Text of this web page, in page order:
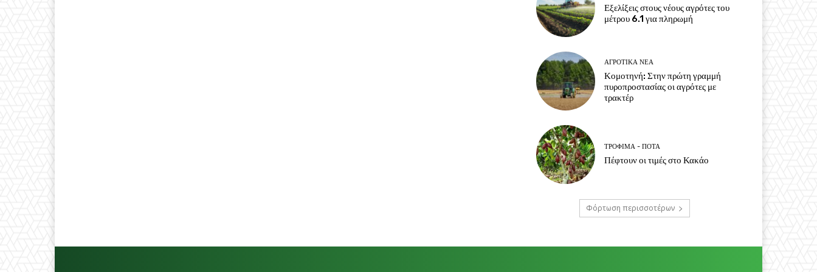
Εξελίξεις στους νέους αγρότες του
μέτρου 6.1 για πληρωμή
ΑΓΡΟΤΙΚΆ ΝΈΑ
Κομοτηνή: Στην πρώτη γραμμή
πυροπροστασίας οι αγρότες με
τρακτέρ
ΤΡΌΦΙΜΑ - ΠΟΤΆ
Πέφτουν οι τιμές στο Κακάο
Φόρτωση περισσοτέρων